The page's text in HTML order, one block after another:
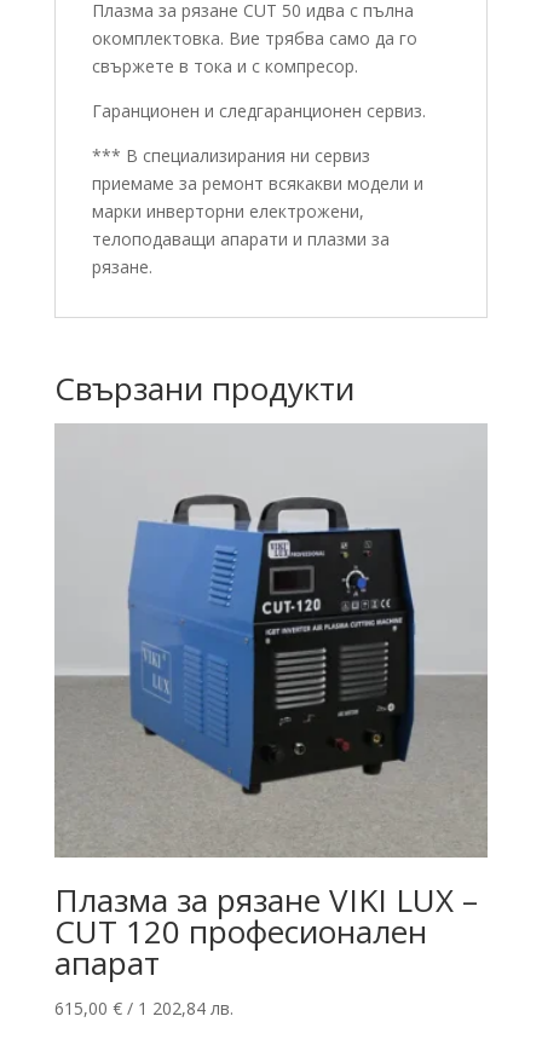
Плазма за рязане CUT 50 идва с пълна
окомплектовка. Вие трябва само да го
свържете в тока и с компресор.
Гаранционен и следгаранционен сервиз.
*** В специализирания ни сервиз
приемаме за ремонт всякакви модели и
марки инверторни електрожени,
телоподаващи апарати и плазми за
рязане.
Свързани продукти
Плазма за рязане VIKI LUX –
CUT 120 професионален
апарат
615,00 €/ 1 202,84 лв.